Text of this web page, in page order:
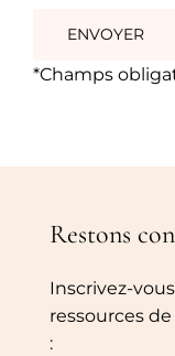
*Champs
Restons
Inscrivez-
ressources
: